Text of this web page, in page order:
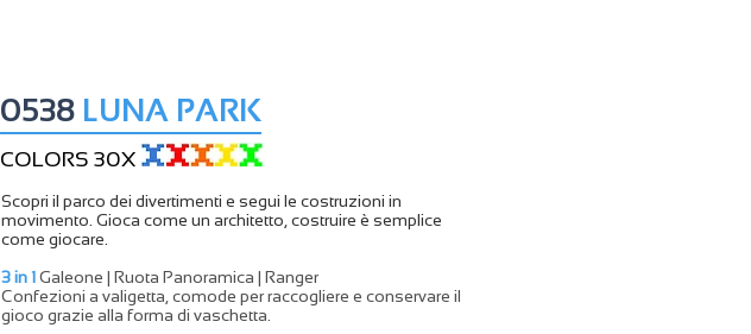
Scopri il parco dei divertimenti e segui le costruzioni in
movimento. Gioca come un architetto, costruire è semplice
come giocare.
3 in 1Galeone | Ruota Panoramica | Ranger
Confezioni a valigetta, comode per raccogliere e conservare il
gioco grazie alla forma di vaschetta.
0538 LUNA PARK
COLORS 30X